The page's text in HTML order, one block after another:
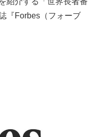
『Forbes（フォーブ